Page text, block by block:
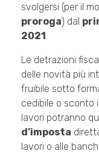
svolgersi (per il
proroga) dal
2021
Le detrazioni
delle novità più
fruibile sotto
cedibile o sconto
lavori potranno
d’imposta
lavori o alle